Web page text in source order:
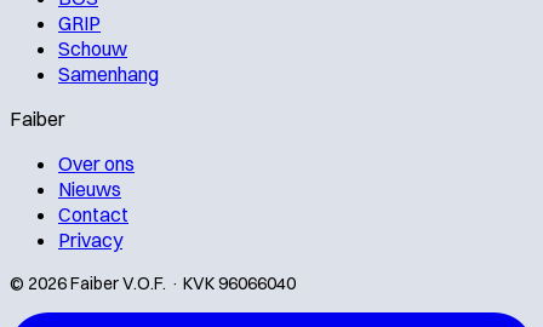
GRIP
Schouw
Samenhang
Faiber
Over ons
Nieuws
Contact
Privacy
© 2026 Faiber V.O.F. · KVK 96066040